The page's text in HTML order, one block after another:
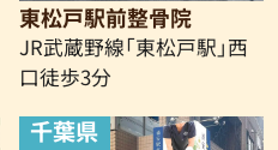
東松戸駅前整骨院
JR武蔵野線「東松戸駅」西
口徒歩3分
千葉県